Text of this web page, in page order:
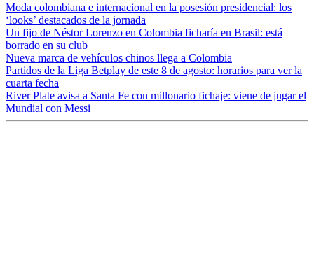
Moda colombiana e internacional en la posesión presidencial: los
‘looks’ destacados de la jornada
Un fijo de Néstor Lorenzo en Colombia ficharía en Brasil: está
borrado en su club
Nueva marca de vehículos chinos llega a Colombia
Partidos de la Liga Betplay de este 8 de agosto: horarios para ver la
cuarta fecha
River Plate avisa a Santa Fe con millonario fichaje: viene de jugar el
Mundial con Messi